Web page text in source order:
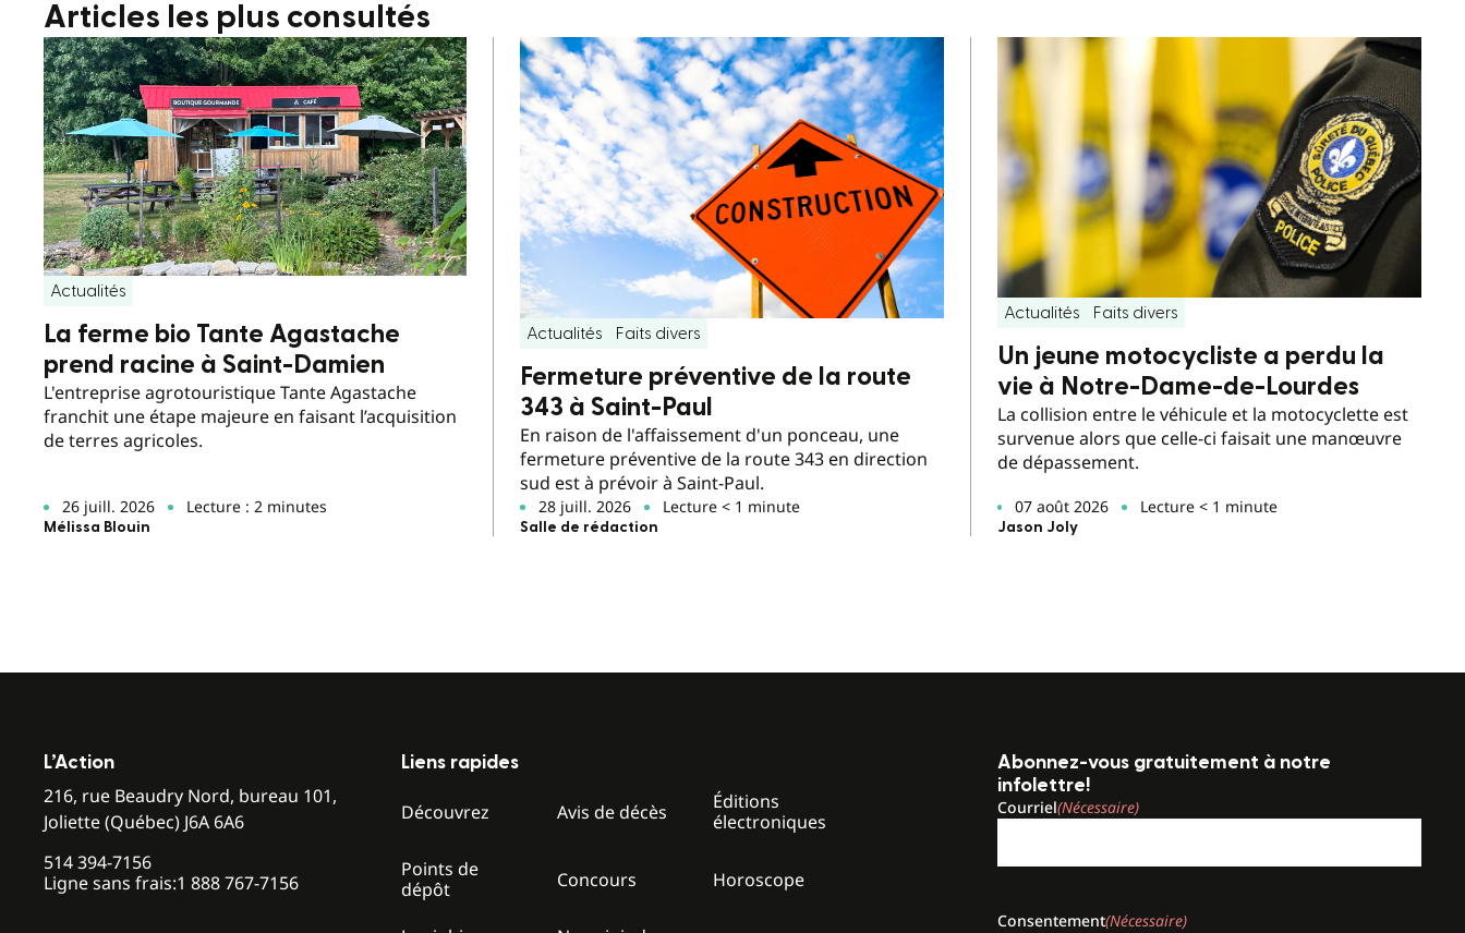
Articles les plus consultés
Actualités
La ferme bio Tante Agastache
prend racine à Saint-Damien
L'entreprise agrotouristique Tante Agastache
franchit une étape majeure en faisant l’acquisition
de terres agricoles.
26 juill. 2026 Lecture : 2 minutes
Mélissa Blouin
Actualités Faits divers
Fermeture préventive de la route
343 à Saint-Paul
En raison de l'affaissement d'un ponceau, une
fermeture préventive de la route 343 en direction
sud est à prévoir à Saint-Paul.
28 juill. 2026 Lecture < 1 minute
Salle de rédaction
Actualités Faits divers
Un jeune motocycliste a perdu la
vie à Notre-Dame-de-Lourdes
La collision entre le véhicule et la motocyclette est
survenue alors que celle-ci faisait une manœuvre
de dépassement.
07 août 2026 Lecture < 1 minute
Jason Joly
L’Action
216, rue Beaudry Nord, bureau 101,
Joliette (Québec) J6A 6A6
514 394-7156
Ligne sans frais:1 888 767-7156
Liens rapides
Découvrez Avis de décès
Éditions
électroniques
Points de
dépôt
Concours Horoscope
Abonnez-vous gratuitement à notre
infolettre!
Courriel(Nécessaire)
Consentement(Nécessaire)